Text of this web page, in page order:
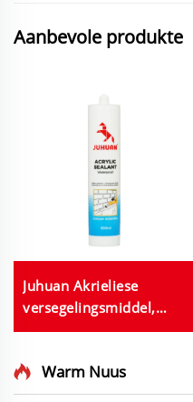
Aanbevole produkte
Juhuan Akrieliese
versegelingsmiddel,
watergebaseerd, vir
badkamers; swart, wit,
grys of deursigtig; 280
Warm Nuus